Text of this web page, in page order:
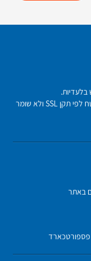
הזמנה באתר ללא חיוב, התשלום במלון. הוטלס מאובטח לפי תקן SSL ולא שומר
באתר
פספורטכארד